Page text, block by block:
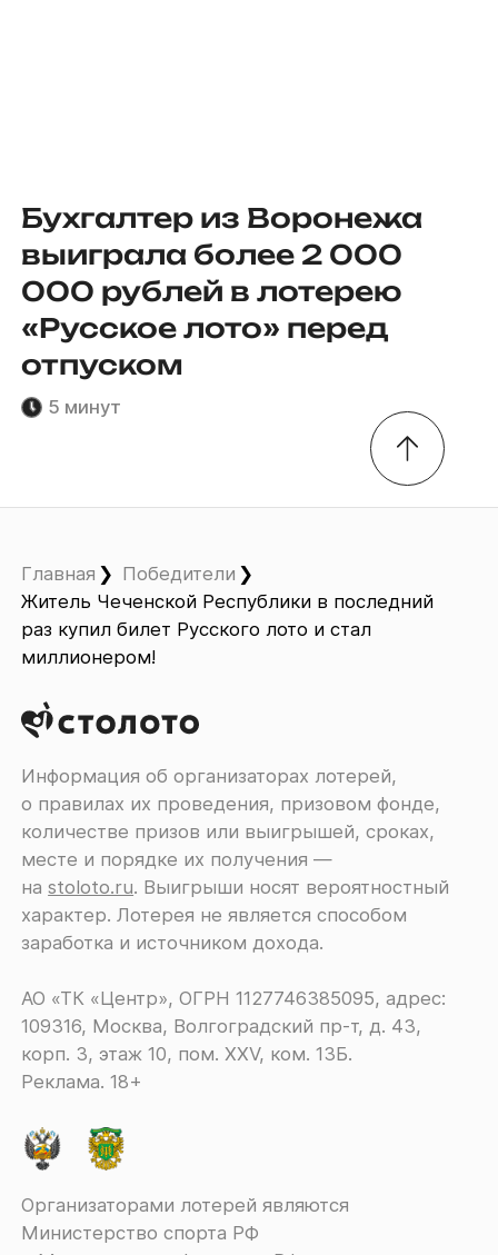
Бухгалтер из Воронежа
выиграла более 2 000
000 рублей в лотерею
«Русское лото» перед
отпуском
5 минут
Главная
Победители
Житель Чеченской Республики в последний
раз купил билет Русского лото и стал
миллионером!
Информация об организаторах лотерей,
о правилах их проведения, призовом фонде,
количестве призов или выигрышей, сроках,
месте и порядке их получения ―
наstoloto.ru. Выигрыши носят вероятностный
характер. Лотерея не является способом
заработка и источником дохода.
АО «ТК «Центр», ОГРН 1127746385095, адрес:
109316, Москва, Волгоградский пр-т, д. 43,
корп. 3, этаж 10, пом. XXV, ком. 13Б.
Реклама. 18+
Организаторами лотерей являются
Министерство спорта РФ